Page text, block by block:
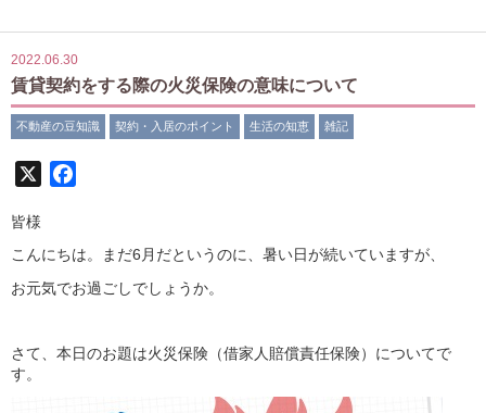
2022.06.30
賃貸契約をする際の火災保険の意味について
不動産の豆知識 契約・入居のポイント 生活の知恵 雑記
皆様
こんにちは。まだ6月だというのに、暑い日が続いていますが、
お元気でお過ごしでしょうか。
さて、本日のお題は火災保険（借家人賠償責任保険）についてで
す。